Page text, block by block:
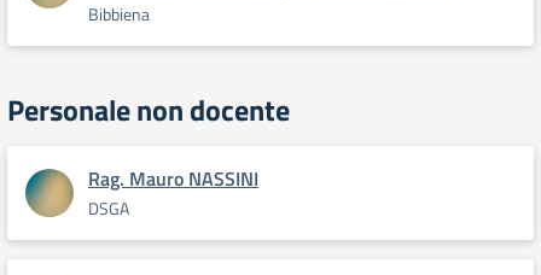
Bibbiena
Personale non docente
Rag. Mauro NASSINI
DSGA